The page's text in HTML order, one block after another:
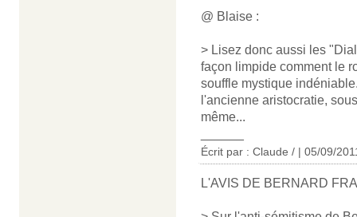
@ Blaise :
> Lisez donc aussi les
façon limpide comment le
souffle mystique
l'ancienne aristocratie,
même...
Écrit par : Claude / | 05/09/
L'AVIS DE BERNARD